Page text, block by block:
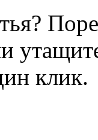
клик.